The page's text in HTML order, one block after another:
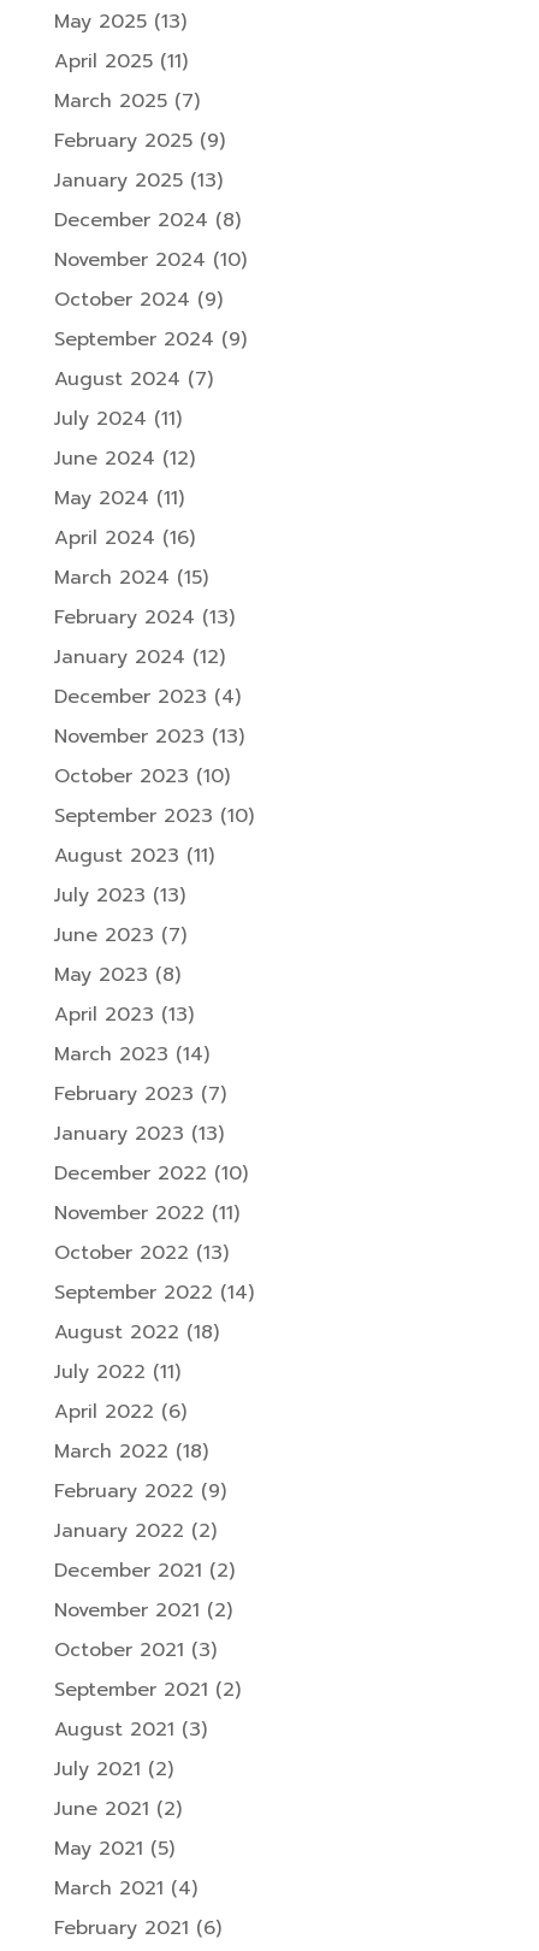
May 2025(13)
April 2025(11)
March 2025(7)
February 2025(9)
January 2025(13)
December 2024 (8)
November 2024 (10)
October 2024 (9)
September 2024 (9)
August 2024 (7)
July 2024 (11)
June 2024 (12)
May 2024 (11)
April 2024 (16)
March 2024 (15)
February 2024 (13)
January 2024 (12)
December 2023 (4)
November 2023 (13)
October 2023 (10)
September 2023 (10)
August 2023 (11)
July 2023 (13)
June 2023 (7)
May 2023 (8)
April 2023 (13)
March 2023 (14)
February 2023 (7)
January 2023 (13)
December 2022 (10)
November 2022 (11)
October 2022 (13)
September 2022 (14)
August 2022 (18)
July 2022 (11)
April 2022 (6)
March 2022 (18)
February 2022 (9)
January 2022 (2)
December 2021 (2)
November 2021 (2)
October 2021 (3)
September 2021 (2)
August 2021 (3)
July 2021 (2)
June 2021 (2)
May 2021 (5)
March 2021 (4)
February 2021 (6)